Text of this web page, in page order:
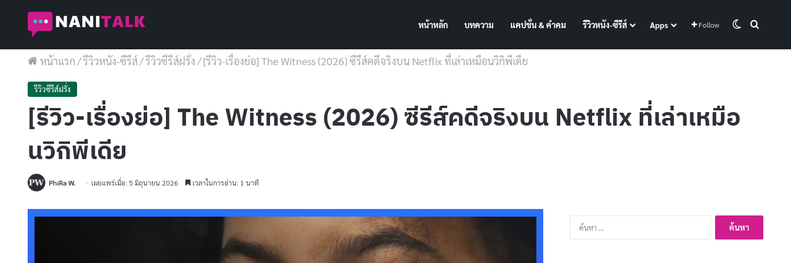
หน้าหลัก บทความ แคปชั่น & คำคม รีวิวหนัง-ซีรีส์ Apps Follow Switch skin
หน้าแรก/รีวิวหนัง-ซีรีส์/รีวิวซีรีส์ฝรั่ง/[รีวิว-เรื่องย่อ] The Witness (2026) ซีรีส์คดีจริงบน Netflix ที่เล่าเหมือนวิกิพีเดีย
รีวิวซีรีส์ฝรั่ง
[รีวิว-เรื่องย่อ] The Witness (2026) ซีรีส์คดีจริงบน Netflix ที่เล่าเหมือ
นวิกิพีเดีย
PhiRa W. เผยแพร่เมื่อ: 5 มิถุนายน 2026 เวลาในการอ่าน: 1 นาที
ค้นหา
สำหรับ: